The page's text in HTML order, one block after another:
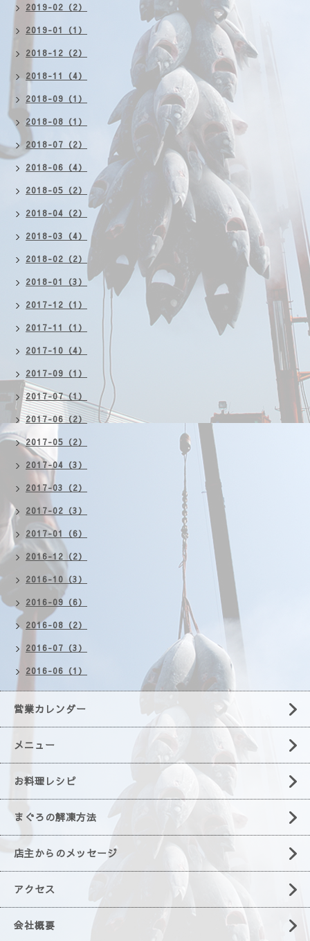
2019-02（2）
2019-01（1）
2018-12（2）
2018-11（4）
2018-09（1）
2018-08（1）
2018-07（2）
2018-06（4）
2018-05（2）
2018-04（2）
2018-03（4）
2018-02（2）
2018-01（3）
2017-12（1）
2017-11（1）
2017-10（4）
2017-09（1）
2017-07（1）
2017-06（2）
2017-05（2）
2017-04（3）
2017-03（2）
2017-02（3）
2017-01（6）
2016-12（2）
2016-10（3）
2016-09（6）
2016-08（2）
2016-07（3）
2016-06（1）
営業カレンダー
メニュー
お料理レシピ
まぐろの解凍方法
店主からのメッセージ
アクセス
会社概要